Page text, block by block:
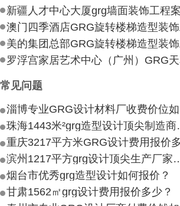
新疆人才中心大厦grg墙面装饰工程
澳门四季酒店GRG旋转楼梯造型装
美的集团总部GRG旋转楼梯造型装
常见问题
珠海
滨州1217平方grg设计
烟台市优秀grg造型设计如何报价？
甘肃1562㎡grg设计费用报价多少？